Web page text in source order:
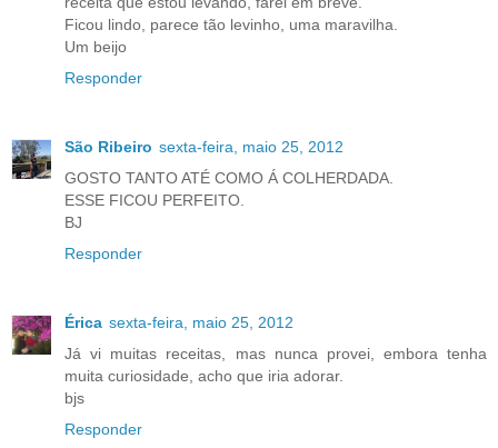
Ficou lindo, parece tão levinho, uma maravilha.
Um beijo
Responder
São Ribeiro sexta-feira, maio 25, 2012
GOSTO TANTO ATÉ COMO Á COLHERDADA.
ESSE FICOU PERFEITO.
BJ
Responder
Érica sexta-feira, maio 25, 2012
Já vi muitas receitas, mas nunca provei, embora tenha
muita curiosidade, acho que iria adorar.
bjs
Responder